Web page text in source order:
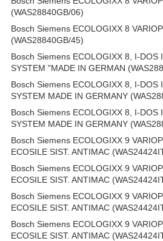
(WAS28840GB/06)
Bosch Siemens ECOLOGIXX 8
(WAS28840GB/45)
Bosch Siemens ECOLOGIXX 8, I-DOS
SYSTEM "MADE IN GERMAN
Bosch Siemens ECOLOGIXX 8, I-DOS
SYSTEM MADE IN GERMANY
Bosch Siemens ECOLOGIXX 8, I-DOS
SYSTEM MADE IN GERMANY
Bosch Siemens ECOLOGIXX 9
ECOSILE SIST. ANTIMAC
Bosch Siemens ECOLOGIXX 9
ECOSILE SIST. ANTIMAC
Bosch Siemens ECOLOGIXX 9
ECOSILE SIST. ANTIMAC
Bosch Siemens ECOLOGIXX 9
ECOSILE SIST. ANTIMAC